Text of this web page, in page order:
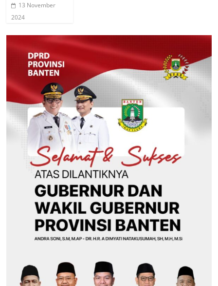
13 November
2024